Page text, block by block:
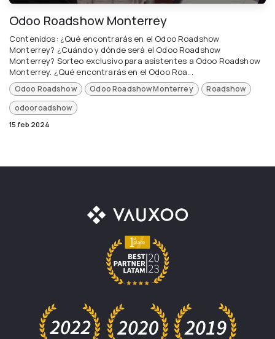
Odoo Roadshow Monterrey
Contenidos: ¿Qué encontrarás en el Odoo Roadshow
Monterrey? ¿Cuándo y dónde será el Odoo Roadshow
Monterrey? Sorteo exclusivo para asistentes a Odoo Roadshow
Monterrey. ¿Qué encontrarás en el Odoo Roa...
Odoo Roadshow Odoo Roadshow Monterrey
Roadshow
odooroadshow
15 feb 2024